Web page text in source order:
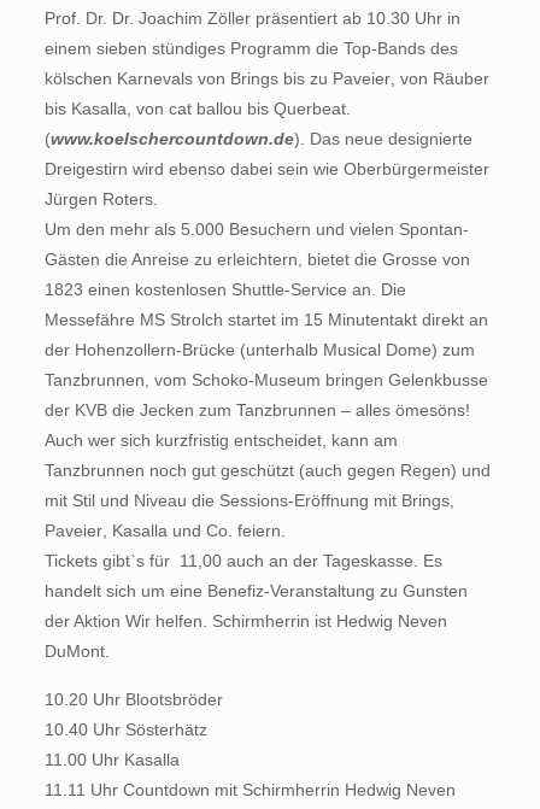
Prof. Dr. Dr. Joachim Zöller präsentiert ab 10.30 Uhr in
einem sieben stündiges Programm die Top-Bands des
kölschen Karnevals von Brings bis zu Paveier, von Räuber
bis Kasalla, von cat ballou bis Querbeat.
(www.koelschercountdown.de). Das neue designierte
Dreigestirn wird ebenso dabei sein wie Oberbürgermeister
Jürgen Roters.
Um den mehr als 5.000 Besuchern und vielen Spontan-
Gästen die Anreise zu erleichtern, bietet die Grosse von
1823 einen kostenlosen Shuttle-Service an. Die
Messefähre MS Strolch startet im 15 Minutentakt direkt an
der Hohenzollern-Brücke (unterhalb Musical Dome) zum
Tanzbrunnen, vom Schoko-Museum bringen Gelenkbusse
der KVB die Jecken zum Tanzbrunnen – alles ömesöns!
Auch wer sich kurzfristig entscheidet, kann am
Tanzbrunnen noch gut geschützt (auch gegen Regen) und
mit Stil und Niveau die Sessions-Eröffnung mit Brings,
Paveier, Kasalla und Co. feiern.
Tickets gibt`s für  11,00 auch an der Tageskasse. Es
handelt sich um eine Benefiz-Veranstaltung zu Gunsten
der Aktion Wir helfen. Schirmherrin ist Hedwig Neven
DuMont.
10.20 Uhr Blootsbröder
10.40 Uhr Sösterhätz
11.00 Uhr Kasalla
11.11 Uhr Countdown mit Schirmherrin Hedwig Neven